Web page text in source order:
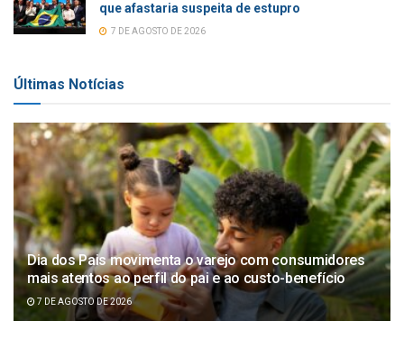
que afastaria suspeita de estupro
7 DE AGOSTO DE 2026
Últimas Notícias
Dia dos Pais movimenta o varejo com consumidores
mais atentos ao perfil do pai e ao custo-benefício
7 DE AGOSTO DE 2026